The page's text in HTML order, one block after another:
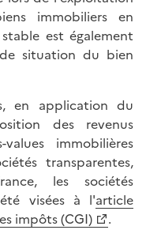
immobiliers en
est également
situation du bien
en application du
des revenus
immobilières
transparentes,
les sociétés
visées à l'article
impôts (CGI)
.